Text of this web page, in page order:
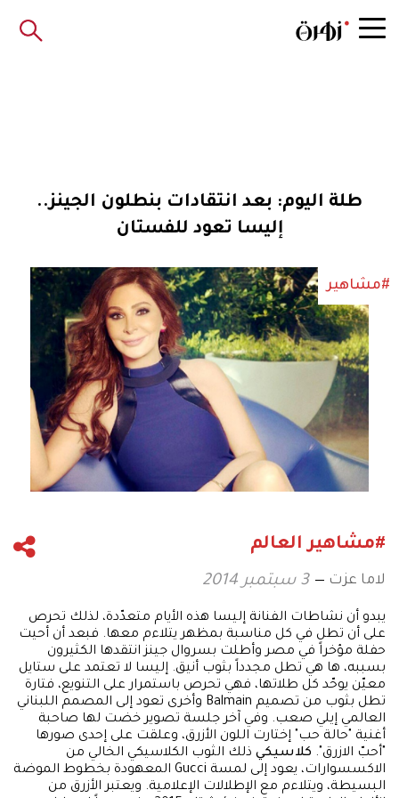
طلة اليوم: بعد انتقادات بنطلون الجينز..
إليسا تعود للفستان
#مشاهير
#مشاهير العالم
لاما عزت 3 سبتمبر 2014
يبدو أن نشاطات الفنانة إليسا هذه الأيام متعدّدة، لذلك تحرص
على أن تطل في كل مناسبة بمظهر يتلاءم معها. فبعد أن أحيت
حفلة مؤخراً في مصر وأطلت بسروال جينز انتقدها الكثيرون
بسببه، ها هي تطل مجدداً بثوب أنيق. إليسا لا تعتمد على ستايل
معيّن يوحّد كل طلاتها، فهي تحرص باستمرار على التنويع، فتارة
تطل بثوب من تصميم Balmain وأخرى تعود إلى المصمم اللبناني
العالمي إيلي صعب. وفي آخر جلسة تصوير خضت لها صاحبة
أغنية "حالة حب" إختارت اللون الأزرق، وعلقت على إحدى صورها
"أحبّ الازرق". كلاسيكي ذلك الثوب الكلاسيكي الخالي من
الاكسسوارات، يعود إلى لمسة Gucci المعهودة بخطوط الموضة
البسيطة، ويتلاءم مع الإطلالات الإعلامية. ويعتبر الأزرق من